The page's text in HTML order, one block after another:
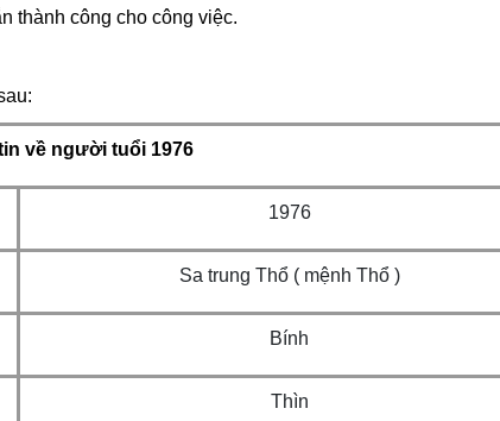
thành công cho công việc.
về người tuổi 1976
1976
Sa trung Thổ ( mệnh Thổ )
Bính
Thìn